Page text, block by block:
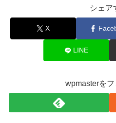
シェア
X
LINE
wpmasterを